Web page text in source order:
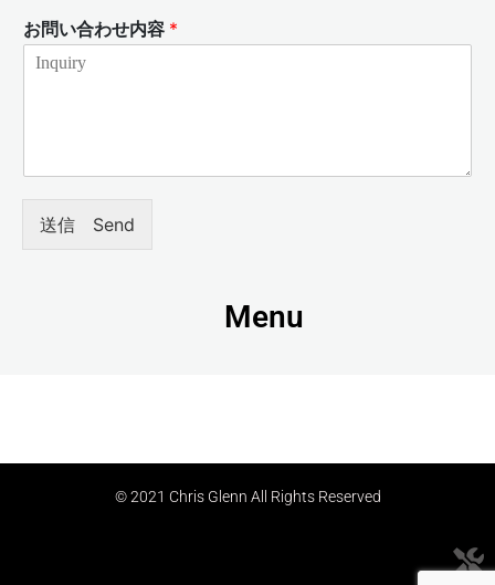
お問い合わせ内容 *
送信 Send
Menu
© 2021 Chris Glenn All Rights Reserved